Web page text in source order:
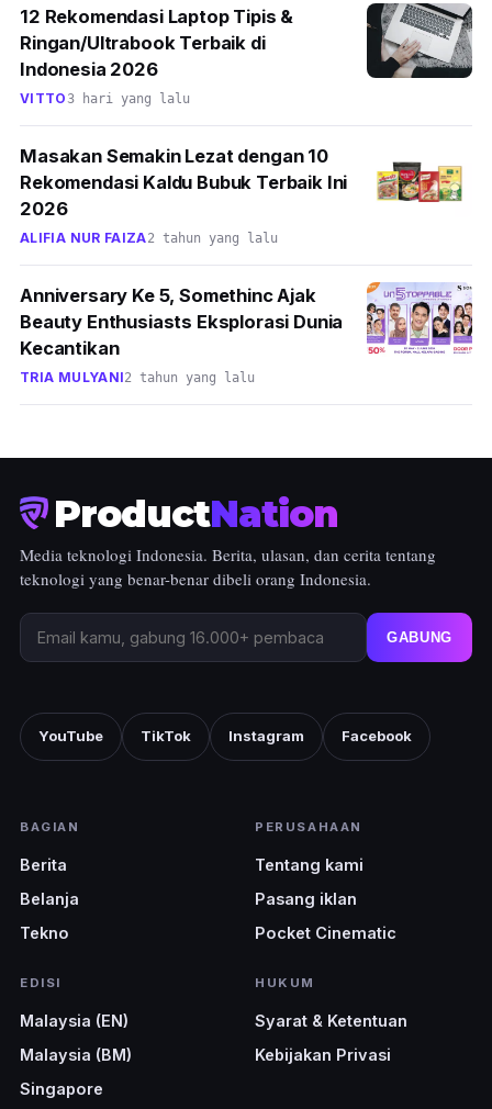
12 Rekomendasi Laptop Tipis &
Ringan/Ultrabook Terbaik di
Indonesia 2026
VITTO3 hari yang lalu
Masakan Semakin Lezat dengan 10
Rekomendasi Kaldu Bubuk Terbaik Ini
2026
ALIFIA NUR FAIZA2 tahun yang lalu
Anniversary Ke 5, Somethinc Ajak
Beauty Enthusiasts Eksplorasi Dunia
Kecantikan
TRIA MULYANI2 tahun yang lalu
ProductNation
Media teknologi Indonesia. Berita, ulasan, dan cerita tentang
teknologi yang benar-benar dibeli orang Indonesia.
GABUNG
YouTube TikTok Instagram Facebook
BAGIAN
Berita
Belanja
Tekno
PERUSAHAAN
Tentang kami
Pasang iklan
Pocket Cinematic
EDISI
Malaysia (EN)
Malaysia (BM)
Singapore
HUKUM
Syarat & Ketentuan
Kebijakan Privasi